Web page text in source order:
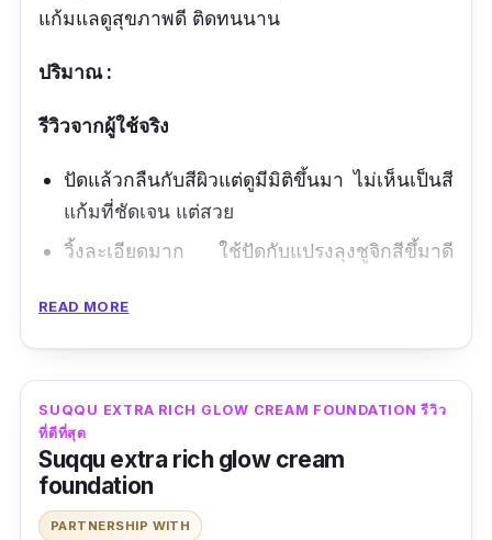
แก้มแลดูสุขภาพดี ติดทนนาน
ปริมาณ :
รีวิวจากผู้ใช้จริง
ปัดแล้วกลืนกับสีผิวแต่ดูมีมิติขึ้นมา ไม่เห็นเป็นสี
แก้มที่ชัดเจน แต่สวย
วิ้งละเอียดมาก ใช้ปัดกับแปรงลุงชูจิกสีขึ้มาดี
READ MORE
SUQQU EXTRA RICH GLOW CREAM FOUNDATION รีวิว
ที่ดีที่สุด
Suqqu extra rich glow cream
foundation
PARTNERSHIP WITH